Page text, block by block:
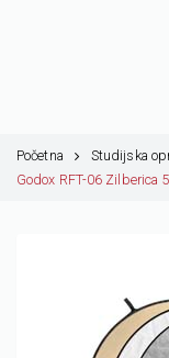
Početna Studijska
Godox RFT-06 Zilberica